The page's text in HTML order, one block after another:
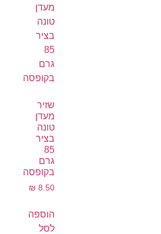
שזיר
מעדן
טונה
בציר
85
גרם
בקופסה
₪ 8.50
הוספה
לסל